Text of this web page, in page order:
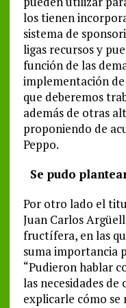
los tienen
sistema de
ligas recursos y
función de las
implementación
que deberemos
además de otras
proponiendo de
Peppo.
Se pudo
Por otro lado el
Juan Carlos
fructífera, en las
suma importancia
“Pudieron hablar
las necesidades de
explicarle cómo se